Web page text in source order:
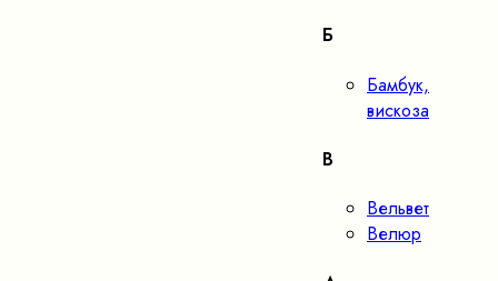
Б
Бамбук,
вискоза
В
Вельвет
Велюр